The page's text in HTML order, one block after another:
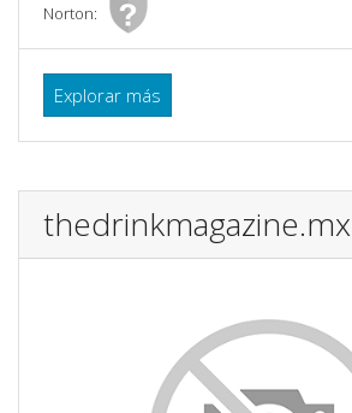
Norton:
Explorar más
thedrinkmagazine.mx